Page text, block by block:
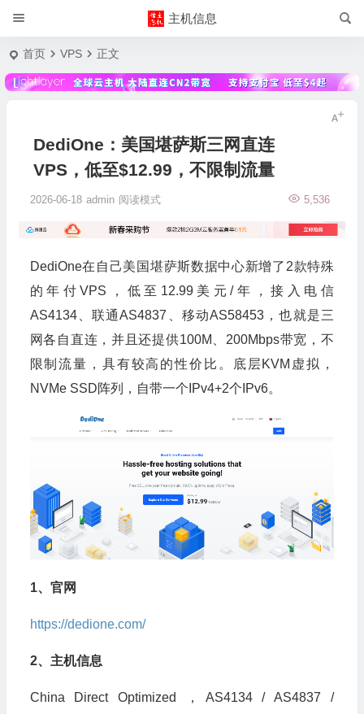
主机信息
首页 VPS 正文
DediOne：美国堪萨斯三网直连
VPS，低至$12.99，不限制流量
2026-06-18 admin 5,536
阅读模式
DediOne在自己美国堪萨斯数据中心新增了2款特殊
的年付VPS，低至12.99美元/年，接入电信
AS4134、联通AS4837、移动AS58453，也就是三
网各自直连，并且还提供100M、200Mbps带宽，不
限制流量，具有较高的性价比。底层KVM虚拟，
NVMe SSD阵列，自带一个IPv4+2个IPv6。
1、官网
https://dedione.com/
2、主机信息
China Direct Optimized ，AS4134 / AS4837 /